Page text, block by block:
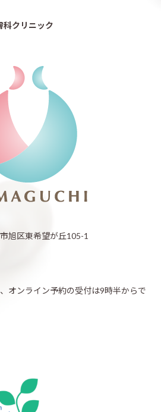
科クリニック
旭区東希望が丘105-1
オンライン予約の受付は9時半からで